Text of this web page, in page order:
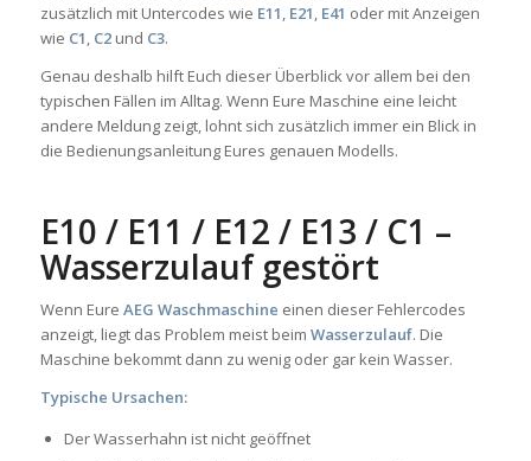
zusätzlich mit Untercodes wie E11, E21, E41 oder mit Anzeigen
wie C1, C2und C3.
Genau deshalb hilft Euch dieser Überblick vor allem bei den
typischen Fällen im Alltag. Wenn Eure Maschine eine leicht
andere Meldung zeigt, lohnt sich zusätzlich immer ein Blick in
die Bedienungsanleitung Eures genauen Modells.
E10 / E11 / E12 / E13 / C1 –
Wasserzulauf gestört
Wenn Eure AEG Waschmaschine einen dieser Fehlercodes
anzeigt, liegt das Problem meist beim Wasserzulauf. Die
Maschine bekommt dann zu wenig oder gar kein Wasser.
Typische Ursachen:
Der Wasserhahn ist nicht geöffnet